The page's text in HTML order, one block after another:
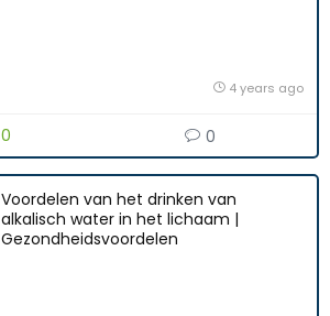
4 years ago
0 0
Voordelen van het drinken van
alkalisch water in het lichaam |
Gezondheidsvoordelen